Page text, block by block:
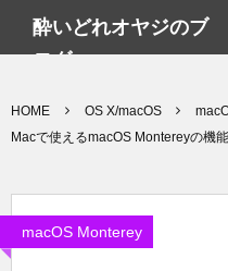
酔いどれオヤジのブ
ログwp
HOME OS X/macOS
Macで使えるmacOS Montereyの機
macOS Monterey